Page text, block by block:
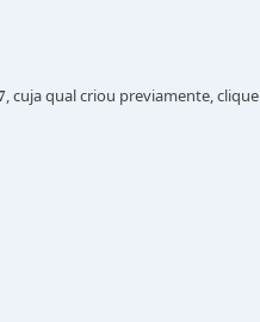
, cuja qual criou previamente, clique